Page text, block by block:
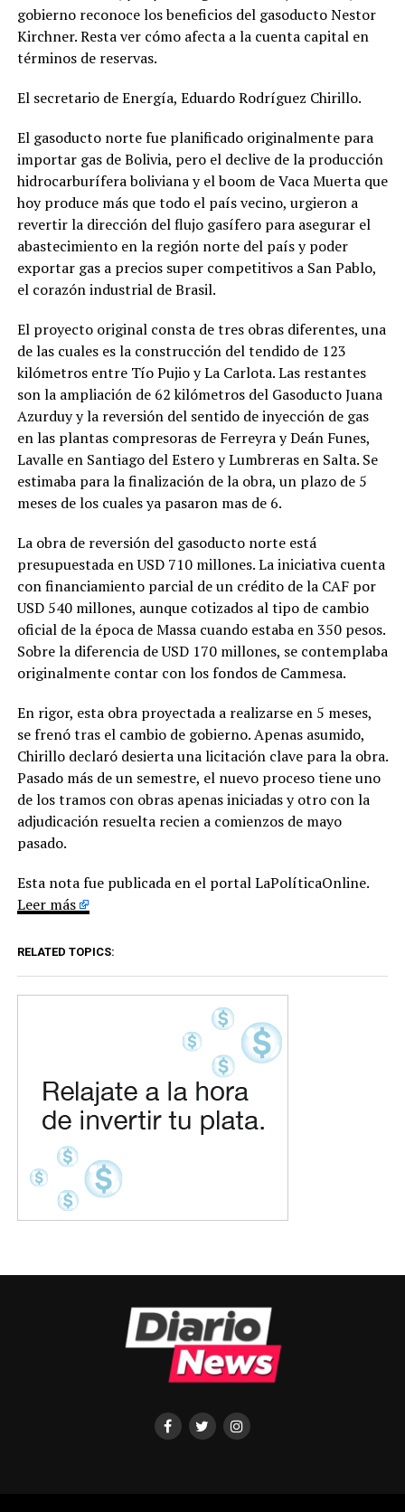
gobierno reconoce los beneficios del gasoducto Nestor
Kirchner. Resta ver cómo afecta a la cuenta capital en
términos de reservas.
El secretario de Energía, Eduardo Rodríguez Chirillo.
El gasoducto norte fue planificado originalmente para
importar gas de Bolivia, pero el declive de la producción
hidrocarburífera boliviana y el boom de Vaca Muerta que
hoy produce más que todo el país vecino, urgieron a
revertir la dirección del flujo gasífero para asegurar el
abastecimiento en la región norte del país y poder
exportar gas a precios super competitivos a San Pablo,
el corazón industrial de Brasil.
El proyecto original consta de tres obras diferentes, una
de las cuales es la construcción del tendido de 123
kilómetros entre Tío Pujio y La Carlota. Las restantes
son la ampliación de 62 kilómetros del Gasoducto Juana
Azurduy y la reversión del sentido de inyección de gas
en las plantas compresoras de Ferreyra y Deán Funes,
Lavalle en Santiago del Estero y Lumbreras en Salta. Se
estimaba para la finalización de la obra, un plazo de 5
meses de los cuales ya pasaron mas de 6.
La obra de reversión del gasoducto norte está
presupuestada en USD 710 millones. La iniciativa cuenta
con financiamiento parcial de un crédito de la CAF por
USD 540 millones, aunque cotizados al tipo de cambio
oficial de la época de Massa cuando estaba en 350 pesos.
Sobre la diferencia de USD 170 millones, se contemplaba
originalmente contar con los fondos de Cammesa.
En rigor, esta obra proyectada a realizarse en 5 meses,
se frenó tras el cambio de gobierno. Apenas asumido,
Chirillo declaró desierta una licitación clave para la obra.
Pasado más de un semestre, el nuevo proceso tiene uno
de los tramos con obras apenas iniciadas y otro con la
adjudicación resuelta recien a comienzos de mayo
pasado.
Esta nota fue publicada en el portal LaPolíticaOnline.
Leer más
RELATED TOPICS: